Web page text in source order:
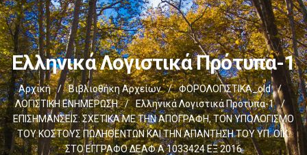
Ελληνικά Λογιστικά Πρότυπα-1
Αρχική / Βιβλιοθήκη Αρχείων / ΦΟΡΟΛΟΓΙΣΤΙΚΑ_old
/
ΛΟΓΙΣΤΙΚΗ ΕΝΗΜΕΡΩΣΗ
/ Ελληνικά Λογιστικά Πρότυπα-1
/
ΕΠΙΣΗΜΑΝΣΕΙΣ: ΣΧΕΤΙΚΑ ΜΕ ΤΗΝ ΑΠΟΓΡΑΦΗ, ΤΟΝ ΥΠΟΛΟΓΙΣΜΟ
ΤΟΥ ΚΟΣΤΟΥΣ ΠΩΛΗΘΕΝΤΩΝ ΚΑΙ ΤΗΝ ΑΠΑΝΤΗΣΗ ΤΟΥ ΥΠ. ΟΙΚ.
ΣΤΟ ΕΓΓΡΑΦΟ ΔΕΑΦ Α 1033424 ΕΞ 2016